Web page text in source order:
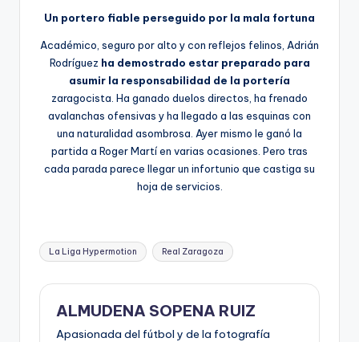
Un portero fiable perseguido por la mala fortuna
Académico, seguro por alto y con reflejos felinos, Adrián
Rodríguez ha demostrado estar preparado para
asumir la responsabilidad de la portería
zaragocista. Ha ganado duelos directos, ha frenado
avalanchas ofensivas y ha llegado a las esquinas con
una naturalidad asombrosa. Ayer mismo le ganó la
partida a Roger Martí en varias ocasiones. Pero tras
cada parada parece llegar un infortunio que castiga su
hoja de servicios.
La Liga Hypermotion Real Zaragoza
ALMUDENA SOPENA RUIZ
Apasionada del fútbol y de la fotografía